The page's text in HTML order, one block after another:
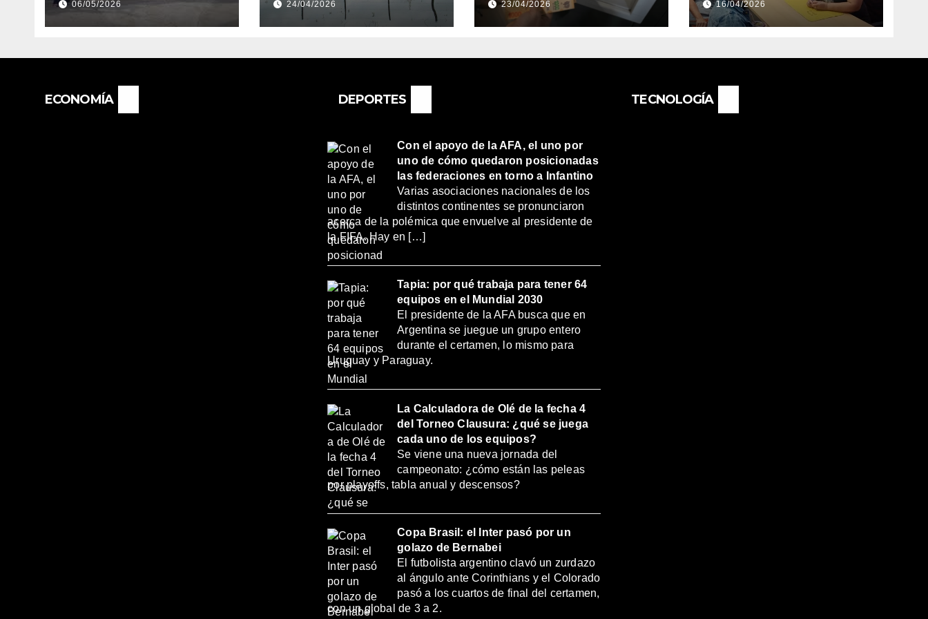
EMPLEADOS DE
PRODUCCIÓN DE LA
CHACO
06/05/2026
EVENTOS
EXTREMOS:
NIÑO MUY
24/04/2026
DE ABRIL, CON EL
2% DE AUMENTO
23/04/2026
NUEVA DIRECTORA
DEL E.E.S. N° 82
DE BASAIL.
16/04/2026
ECONOMÍA DEPORTES
Con el apoyo de la AFA, el uno por
uno de cómo quedaron posicionadas
las federaciones en torno a Infantino
Varias asociaciones nacionales de los
distintos continentes se pronunciaron
acerca de la polémica que envuelve al presidente de
la FIFA. Hay en […]
Tapia: por qué trabaja para tener 64
equipos en el Mundial 2030
El presidente de la AFA busca que en
Argentina se juegue un grupo entero
durante el certamen, lo mismo para
Uruguay y Paraguay.
La Calculadora de Olé de la fecha 4
del Torneo Clausura: ¿qué se juega
cada uno de los equipos?
Se viene una nueva jornada del
campeonato: ¿cómo están las peleas
por playoffs, tabla anual y descensos?
Copa Brasil: el Inter pasó por un
golazo de Bernabei
El futbolista argentino clavó un zurdazo
al ángulo ante Corinthians y el Colorado
pasó a los cuartos de final del certamen,
con un global de 3 a 2.
TECNOLOGÍA